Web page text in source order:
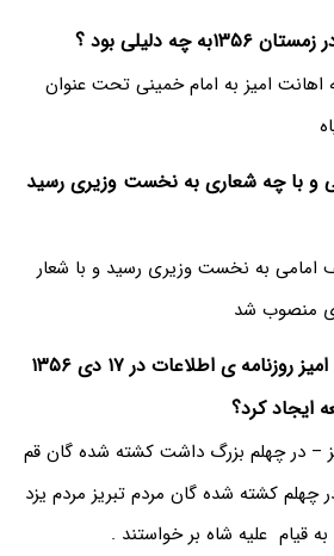
اهانت امیز به امام خمینی تحت عنوان
و با چه شعاری به نخست وزیری رسید
امامی به نخست وزیری رسید و با شعار
منصوب شد
۹- انتشار مقاله ی توهین امیز روزنامه ی اطلاعات در ۱۷ دی ۱۳۵۶
ایجاد کرد؟
– در چهلم بزرگ داشت کشته شده گان قم
چهلم کشته شده گان مردم تبریز مردم یزد
قیام علیه شاه بر خواستند .